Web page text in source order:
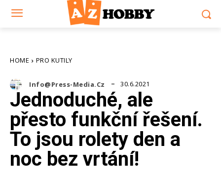
HOME PRO KUTILY
Info@press-Media.cz 30.6.2021
Jednoduché, ale
přesto funkční řešení.
To jsou rolety den a
noc bez vrtání!